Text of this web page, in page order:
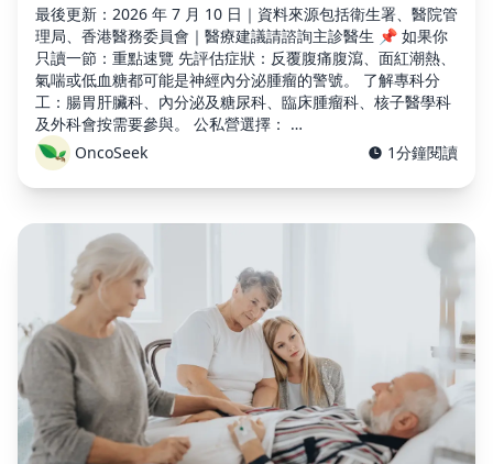
最後更新：2026 年 7 月 10 日｜資料來源包括衛生署、醫院管
理局、香港醫務委員會｜醫療建議請諮詢主診醫生 📌 如果你
只讀一節：重點速覽 先評估症狀：反覆腹痛腹瀉、面紅潮熱、
氣喘或低血糖都可能是神經內分泌腫瘤的警號。 了解專科分
工：腸胃肝臟科、內分泌及糖尿科、臨床腫瘤科、核子醫學科
及外科會按需要參與。 公私營選擇： …
OncoSeek
1分鐘閱讀